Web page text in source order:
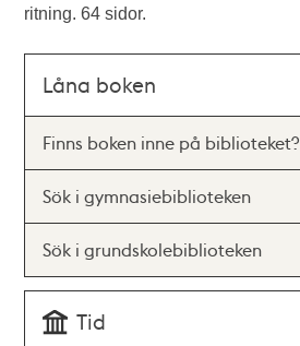
ritning. 64 sidor.
Låna boken
Finns boken inne på biblioteket?
Sök i gymnasiebiblioteken
Sök i grundskolebiblioteken
Tid